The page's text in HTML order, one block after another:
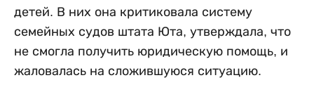
детей. В них она критиковала систему
семейных судов штата Юта, утверждала, что
не смогла получить юридическую помощь, и
жаловалась на сложившуюся ситуацию.